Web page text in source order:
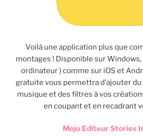
Voilà une application plus que
montages ! Disponible sur Windows,
ordinateur ) comme sur iOS et
gratuite vous permettra d’ajouter
musique et des filtres à vos
en coupant et en recadrant
Mojo Editeur Stories